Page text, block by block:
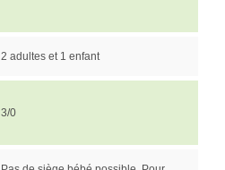
2 adultes et 1 enfant
3/0